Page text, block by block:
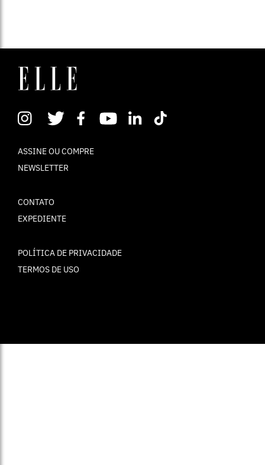
ASSINE OU COMPRE
NEWSLETTER
CONTATO
EXPEDIENTE
POLÍTICA DE PRIVACIDADE
TERMOS DE USO